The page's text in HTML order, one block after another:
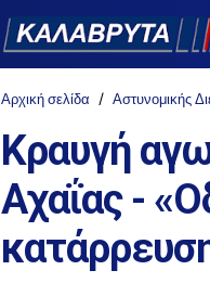
Αρχική σελίδα Αστυνομικής
Κραυγή
Αχαΐας -